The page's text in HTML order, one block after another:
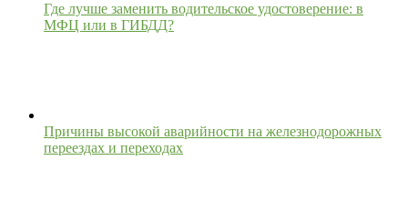
Где лучше заменить водительское удостоверение: в
МФЦ или в ГИБДД?
Причины высокой аварийности на железнодорожных
переездах и переходах